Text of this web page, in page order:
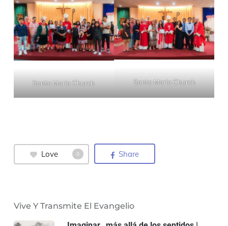
Santa Maria Church Santa Maria Church
Love 0 Share
Vive Y Transmite El Evangelio